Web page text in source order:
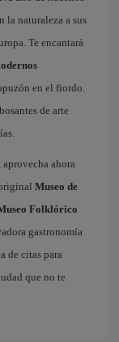
la naturaleza a sus
Te encantará
en el fiordo.
de arte
ahora
Museo de
Folklórico
gastronomía
de citas para
que no te